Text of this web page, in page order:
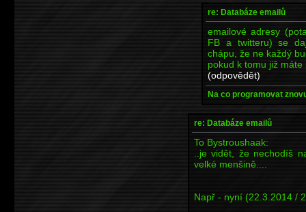
re: Databáze emailů
emailové adresy
FB a twitteru) se
chápu, že ne každý
pokud k tomu již
(odpovědět)
Na co programovat
re: Databáze emailů
To Bystroushaak:
..je vidět, že nechodíš
velké menšině....
Např - nyní (22.3.2014 /